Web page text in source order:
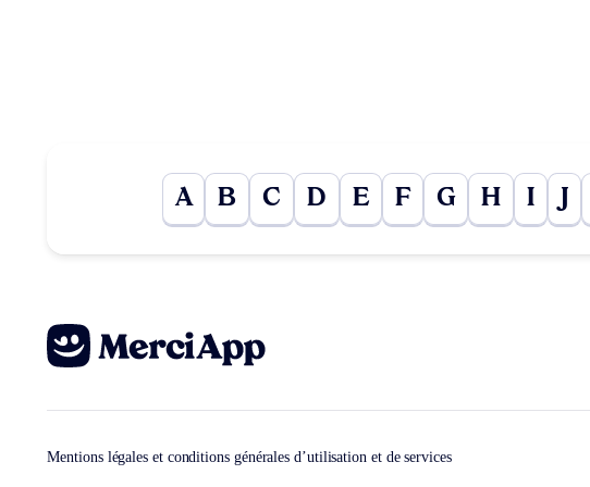
A B C D E F G H I J
Mentions légales et conditions générales d’utilisation et de services